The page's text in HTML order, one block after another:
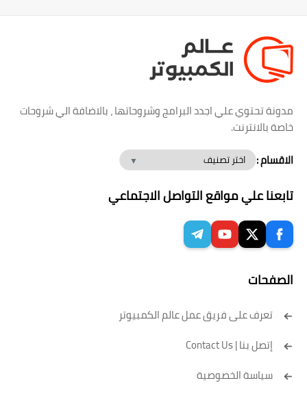
مدونة تحتوي علي اجدد البرامج وشروحاتها ، بالاضافة الي شروحات
خاصة بالانترنت.
الاقسام :
تابعنا علي مواقع التواصل الاجتماعي
الصفحات
تعرف على فريق عمل عالم الكمبيوتر
إتصل بنا | Contact Us
سياسة الخصوصية